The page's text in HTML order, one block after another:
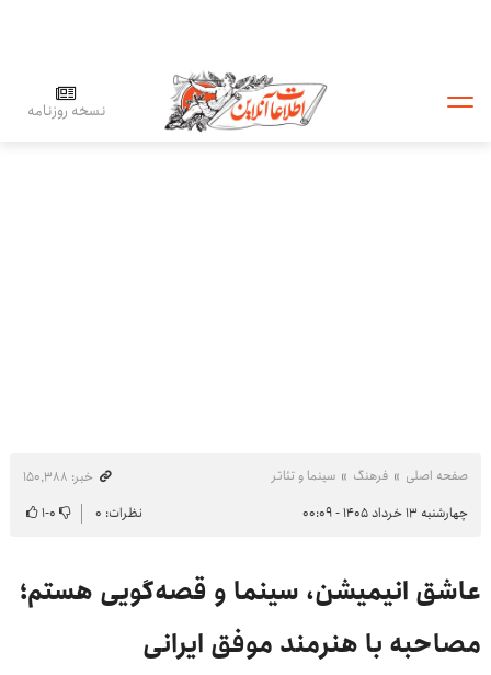
نسخه روزنامه
صفحه اصلی فرهنگ سینما و تئاتر
خبر: ۱۵۰٬۳۸۸
چهارشنبه ۱۳ خرداد ۱۴۰۵ - ۰۰:۰۹
نظرات: ۰ ۰-۱
عاشق انیمیشن، سینما و قصه‌گویی هستم؛
مصاحبه با هنرمند موفق ایرانی